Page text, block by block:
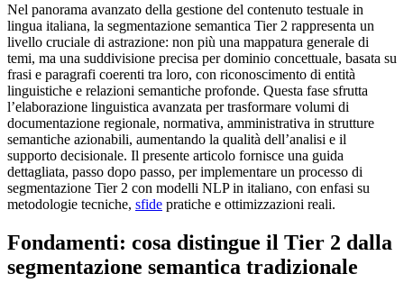
Nel panorama avanzato della gestione del contenuto testuale in
lingua italiana, la segmentazione semantica Tier 2 rappresenta un
livello cruciale di astrazione: non più una mappatura generale di
temi, ma una suddivisione precisa per dominio concettuale, basata su
frasi e paragrafi coerenti tra loro, con riconoscimento di entità
linguistiche e relazioni semantiche profonde. Questa fase sfrutta
l’elaborazione linguistica avanzata per trasformare volumi di
documentazione regionale, normativa, amministrativa in strutture
semantiche azionabili, aumentando la qualità dell’analisi e il
supporto decisionale. Il presente articolo fornisce una guida
dettagliata, passo dopo passo, per implementare un processo di
segmentazione Tier 2 con modelli NLP in italiano, con enfasi su
metodologie tecniche, sfide pratiche e ottimizzazioni reali.
Fondamenti: cosa distingue il Tier 2 dalla
segmentazione semantica tradizionale